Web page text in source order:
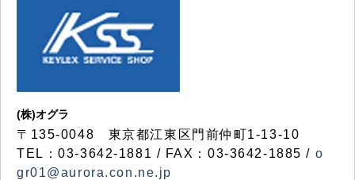
(株)オグラ
〒135-0048 東京都江東区門前仲町1-13-10
TEL：03-3642-1881 / FAX：03-3642-1885 / o
gr01@aurora.con.ne.jp